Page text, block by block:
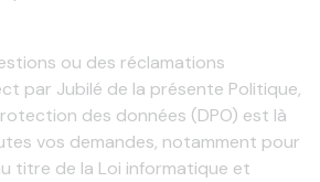
ou des réclamations
par Jubilé de la présente Politique,
des données (DPO) est là
vos demandes, notamment pour
titre de la Loi informatique et